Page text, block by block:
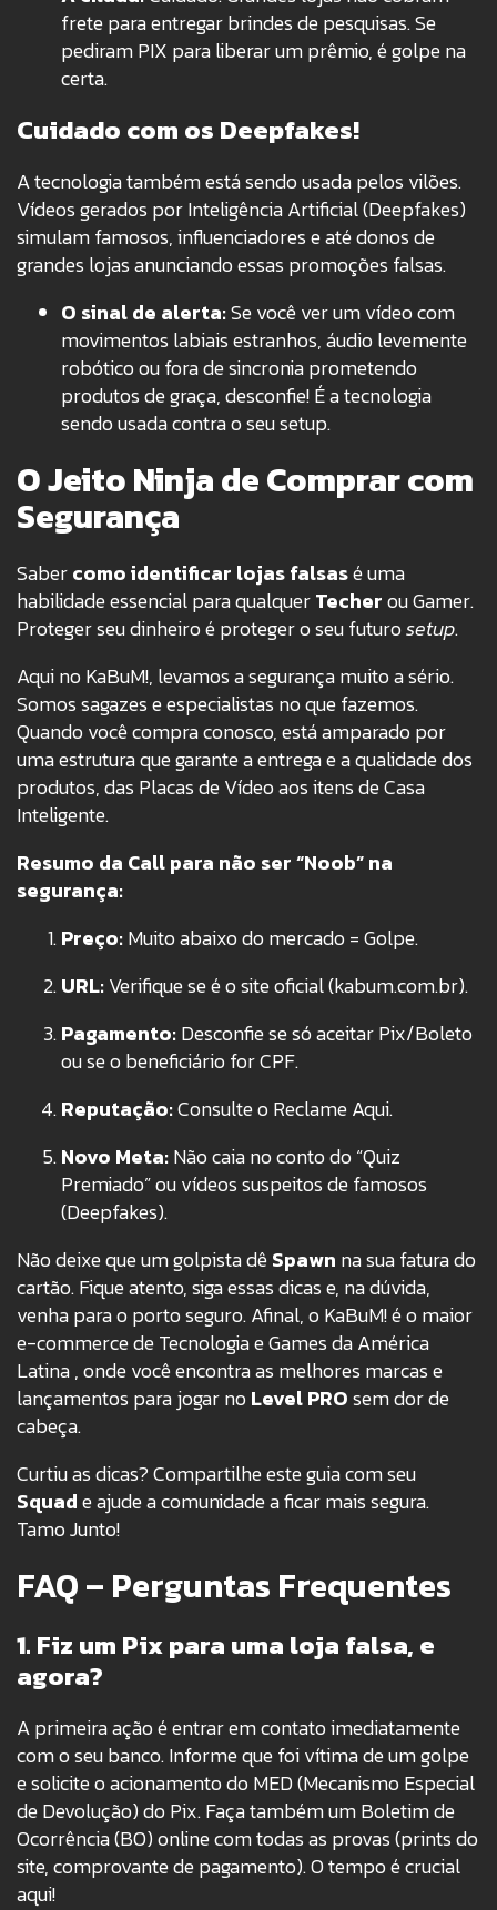
frete para entregar brindes de pesquisas. Se
pediram PIX para liberar um prêmio, é golpe na
certa.
Cuidado com os Deepfakes!
A tecnologia também está sendo usada pelos vilões.
Vídeos gerados por Inteligência Artificial (Deepfakes)
simulam famosos, influenciadores e até donos de
grandes lojas anunciando essas promoções falsas.
O sinal de alerta:Se você ver um vídeo com
movimentos labiais estranhos, áudio levemente
robótico ou fora de sincronia prometendo
produtos de graça, desconfie! É a tecnologia
sendo usada contra o seu setup.
O Jeito Ninja de Comprar com
Segurança
Sabercomo identificar lojas falsasé uma
habilidade essencial para qualquerTecherou Gamer.
Proteger seu dinheiro é proteger o seu futurosetup.
Aqui no KaBuM!, levamos a segurança muito a sério.
Somos sagazes e especialistas no que fazemos.
Quando você compra conosco, está amparado por
uma estrutura que garante a entrega e a qualidade dos
produtos, das Placas de Vídeo aos itens de Casa
Inteligente.
Resumo da Call para não ser “Noob” na
segurança:
Preço:Muito abaixo do mercado = Golpe.
URL:Verifique se é o site oficial (kabum.com.br).
Pagamento:Desconfie se só aceitar Pix/Boleto
ou se o beneficiário for CPF.
Reputação:Consulte o Reclame Aqui.
Novo Meta:Não caia no conto do “Quiz
Premiado” ou vídeos suspeitos de famosos
(Deepfakes).
Não deixe que um golpista dêSpawn na sua fatura do
cartão. Fique atento, siga essas dicas e, na dúvida,
venha para o porto seguro. Afinal, o KaBuM!é o maior
e-commerce de Tecnologia e Games da América
Latina, onde você encontra as melhores marcas e
lançamentos para jogar noLevel PROsem dor de
cabeça.
Curtiu as dicas?Compartilhe este guia com seu
Squade ajude a comunidade a ficar mais segura.
Tamo Junto!
FAQ – Perguntas Frequentes
1. Fiz um Pix para uma loja falsa, e
agora?
A primeira ação é entrar em contato imediatamente
com o seu banco. Informe que foi vítima de um golpe
e solicite o acionamento do MED (Mecanismo Especial
de Devolução) do Pix. Faça também um Boletim de
Ocorrência (BO) online com todas as provas (prints do
site, comprovante de pagamento). O tempo é crucial
aqui!